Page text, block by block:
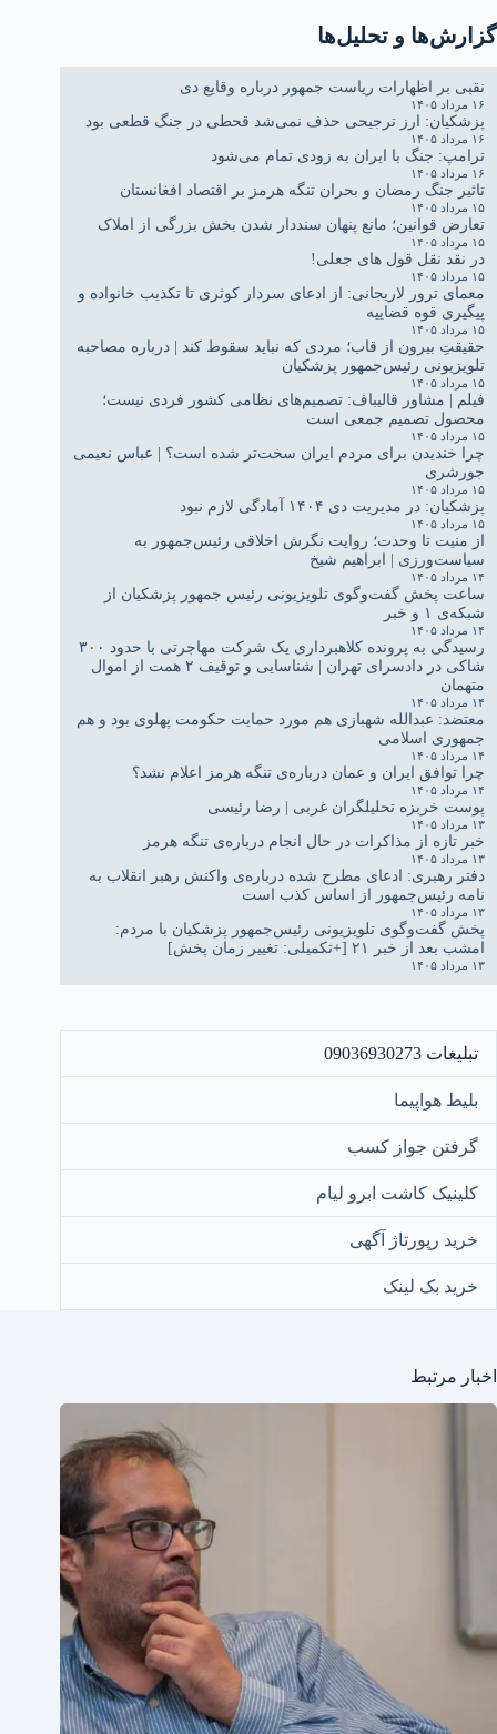
گزارش‌ها و تحلیل‌ها
نقبی بر اظهارات ریاست جمهور درباره وقایع دی
۱۶ مرداد ۱۴۰۵
پزشکیان: ارز ترجیحی حذف نمی‌شد قحطی در جنگ قطعی بود
۱۶ مرداد ۱۴۰۵
ترامپ: جنگ با ایران به زودی تمام می‌شود
۱۶ مرداد ۱۴۰۵
تاثیر جنگ رمضان و بحران تنگه هرمز بر اقتصاد افغانستان
۱۵ مرداد ۱۴۰۵
تعارض قوانین؛ مانع پنهان سنددار شدن بخش بزرگی از املاک
۱۵ مرداد ۱۴۰۵
در نقد نقل قول های جعلی!
۱۵ مرداد ۱۴۰۵
معمای ترور لاریجانی: از ادعای سردار کوثری تا تکذیب خانواده و
پیگیری قوه قضاییه
۱۵ مرداد ۱۴۰۵
حقیقتِ بیرون از قاب؛ مردی که نباید سقوط کند | درباره مصاحبه
تلویزیونی رئیس‌جمهور پزشکیان
۱۵ مرداد ۱۴۰۵
فیلم | مشاور قالیباف: تصمیم‌های نظامی کشور فردی نیست؛
محصول تصمیم جمعی است
۱۵ مرداد ۱۴۰۵
چرا خندیدن برای مردم ایران سخت‌تر شده است؟ | عباس نعیمی
جورشری
۱۵ مرداد ۱۴۰۵
پزشکیان: در مدیریت دی ۱۴۰۴ آمادگی لازم نبود
۱۵ مرداد ۱۴۰۵
از منیت تا وحدت؛ روایت نگرش اخلاقی رئیس‌جمهور به
سیاست‌ورزی | ابراهیم شیخ
۱۴ مرداد ۱۴۰۵
ساعت پخش گفت‌وگوی تلویزیونی رئیس جمهور پزشکیان از
شبکه‌ی ۱ و خبر
۱۴ مرداد ۱۴۰۵
رسیدگی به پرونده کلاهبرداری یک شرکت مهاجرتی با حدود ۳۰۰
شاکی در دادسرای تهران | شناسایی و توقیف ۲ همت از اموال
متهمان
۱۴ مرداد ۱۴۰۵
معتضد: عبدالله شهبازی هم مورد حمایت حکومت پهلوی بود و هم
جمهوری اسلامی
۱۴ مرداد ۱۴۰۵
چرا توافق ایران و عمان درباره‌ی تنگه هرمز اعلام نشد؟
۱۴ مرداد ۱۴۰۵
پوست خربزه تحلیلگران غربی | رضا رئیسی
۱۳ مرداد ۱۴۰۵
خبر تازه از مذاکرات در حال انجام درباره‌ی تنگه هرمز
۱۳ مرداد ۱۴۰۵
دفتر رهبری: ادعای مطرح شده درباره‌ی واکنش رهبر انقلاب به
نامه رئیس‌جمهور از اساس کذب است
۱۳ مرداد ۱۴۰۵
پخش گفت‌وگوی تلویزیونی رئیس‌جمهور پزشکیان با مردم:
امشب بعد از خبر ۲۱ [+تکمیلی: تغییر زمان پخش]
۱۳ مرداد ۱۴۰۵
تبلیغات 09036930273
بلیط هواپیما
گرفتن جواز کسب
کلینیک کاشت ابرو لیام
خرید رپورتاژ آگهی
خرید بک لینک
اخبار مرتبط